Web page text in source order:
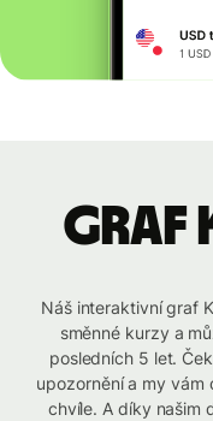
graf
Náš interaktivní graf
směnné kurzy a
posledních 5 let.
upozornění a my vám
chvíle. A díky našim